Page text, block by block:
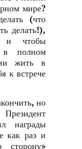
мире?
(что
делать!),
и чтобы
в полном
жить в
к встрече
но
награды
как раз и
сторону»